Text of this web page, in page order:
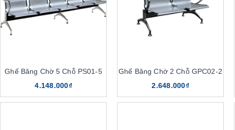
Ghế Băng Chờ 5 Chỗ PS01-5
4.148.000₫
Ghế Băng Chờ 2 Chỗ GPC02-2
2.648.000₫